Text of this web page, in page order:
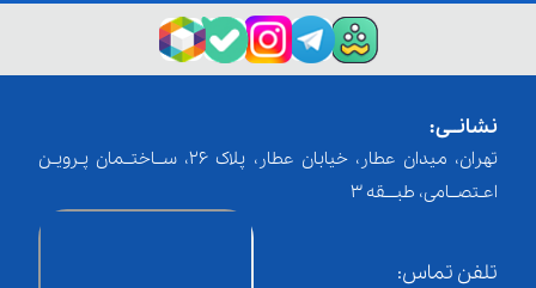
نشانــی:
تهران، میدان عطار، خیابان عطار، پلاک 26، ســاختــمان پـرویـن
اعـتصــامی، طبـــقه 3
تلفن تماس: